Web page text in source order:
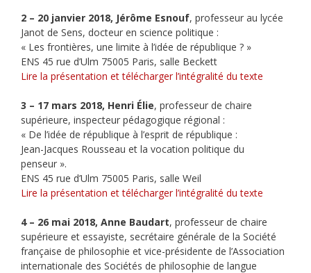
2 – 20 janvier 2018, Jérôme Esnouf, professeur au lycée
Janot de Sens, docteur en science politique :
« Les frontières, une limite à l’idée de république ? »
ENS 45 rue d’Ulm 75005 Paris, salle Beckett
Lire la présentation et télécharger l’intégralité du texte
3 – 17 mars 2018, Henri Élie, professeur de chaire
supérieure, inspecteur pédagogique régional :
« De l’idée de république à l’esprit de république :
Jean-Jacques Rousseau et la vocation politique du
penseur ».
ENS 45 rue d’Ulm 75005 Paris, salle Weil
Lire la présentation et télécharger l’intégralité du texte
4 – 26 mai 2018, Anne Baudart, professeur de chaire
supérieure et essayiste, secrétaire générale de la Société
française de philosophie et vice-présidente de l’Association
internationale des Sociétés de philosophie de langue